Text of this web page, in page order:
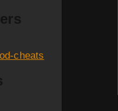
cheats